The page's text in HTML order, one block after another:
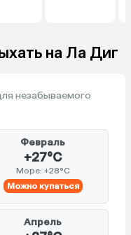
на Ла Диг
незабываемого
Февраль
+27°C
Море: +28°C
Можно купаться
Апрель